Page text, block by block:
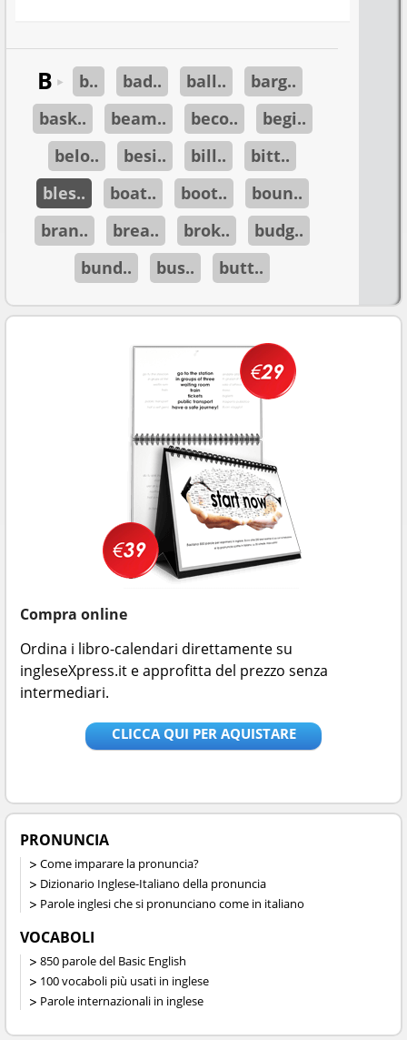
B ► b.. bad.. ball..
barg..
bask..
beam.. beco..
begi..
belo..
besi.. bill..
bitt..
bles..
boat.. boot..
boun..
bran..
brea.. brok..
budg..
bund..
bus.. butt..
Compra online
Ordina i libro-calendari direttamente su
ingleseXpress.it e approfitta del prezzo senza
intermediari.
CLICCA QUI PER AQUISTARE
PRONUNCIA
Come imparare la pronuncia?
Dizionario Inglese-Italiano della pronuncia
Parole inglesi che si pronunciano come in italiano
VOCABOLI
850 parole del Basic English
100 vocaboli più usati in inglese
Parole internazionali in inglese